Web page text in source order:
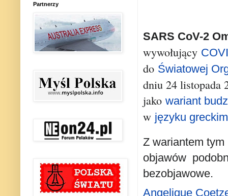
SARS CoV-2
wywołujący
do Światowej
dniu 24 listopada
jako wariant
w języku
Z wariantem tym
objawów
bezobjawowe.
Angelique
Partnerzy